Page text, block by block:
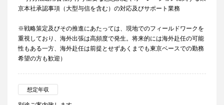
京本社承認事項（大型与信を含む）の対応及びサポート業務
※戦略策定及びその推進にあたっては、現地でのフィールドワークを
重視しており、海外出張は高頻度で発生。将来的には海外赴任の可能
性もある一方、海外赴任は前提とせずあくまでも東京ベースでの勤務
希望の方も歓迎）
想定年収